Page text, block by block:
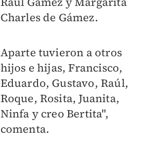
Charles de Gámez.
Aparte tuvieron a otros
hijos e hijas, Francisco,
Eduardo, Gustavo, Raúl,
Roque, Rosita, Juanita,
Ninfa y creo Bertita",
comenta.